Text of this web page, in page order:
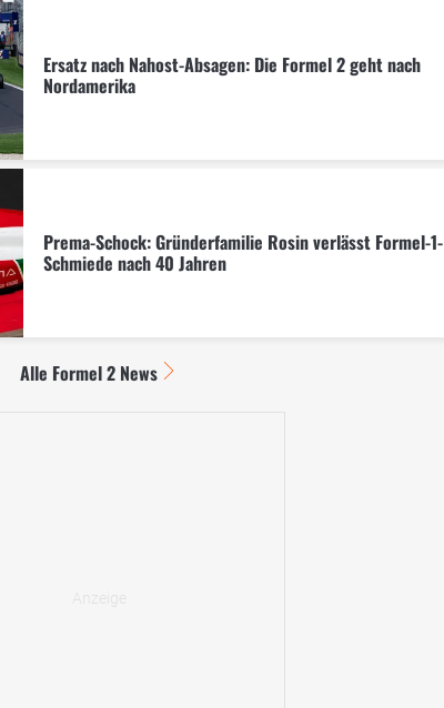
Ersatz nach Nahost-Absagen: Die Formel 2 geht nach
Nordamerika
Prema-Schock: Gründerfamilie Rosin verlässt Formel-1-
Schmiede nach 40 Jahren
Alle Formel 2 News